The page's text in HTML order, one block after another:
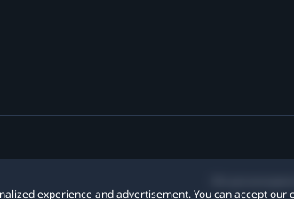
experience and advertisement. You can accept our